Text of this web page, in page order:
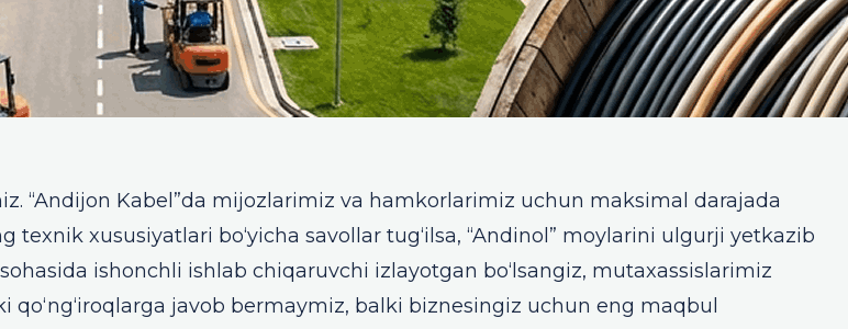
“Andijon Kabel”da mijozlarimiz va hamkorlarimiz uchun maksimal darajada
xususiyatlari bo‘yicha savollar tug‘ilsa, “Andinol” moylarini ulgurji yetkazib
ishonchli ishlab chiqaruvchi izlayotgan bo‘lsangiz, mutaxassislarimiz
javob bermaymiz, balki biznesingiz uchun eng maqbul